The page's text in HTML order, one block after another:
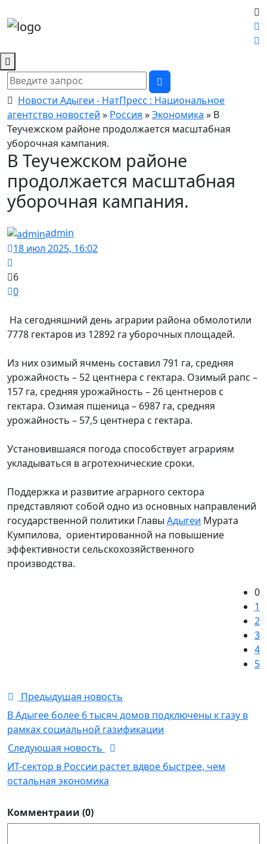
Новости Адыгеи - НатПресс : Национальное
агентство новостей » Россия »Экономика » В
Теучежском районе продолжается масштабная
уборочная кампания.
В Теучежском районе
продолжается масштабная
уборочная кампания.
admin
18 июл 2025, 16:02
6
0
На сегодняшний день аграрии района обмолотили
7778 гектаров из 12892 га уборочных площадей.
Из них озимый ячмень составил 791 га, средняя
урожайность – 52 центнера с гектара. Озимый рапс –
157 га, средняя урожайность – 26 центнеров с
гектара. Озимая пшеница – 6987 га, средняя
урожайность – 57,5 центнера с гектара.
Установившаяся погода способствует аграриям
укладываться в агротехнические сроки.
Поддержка и развитие аграрного сектора
представляют собой одно из основных направлений
государственной политики Главы Адыгеи Мурата
Кумпилова, ориентированной на повышение
эффективности сельскохозяйственного
производства.
0
1
2
3
4
5
Предыдущая новость
В Адыгее более 6 тысяч домов подключены к газу в
рамках социальной газификации
Следуюшая новость
ИТ-сектор в России растет вдвое быстрее, чем
остальная экономика
Комментраии (0)